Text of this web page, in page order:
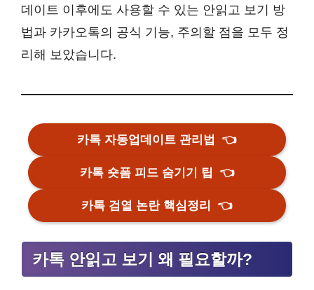
데이트 이후에도 사용할 수 있는 안읽고 보기 방
법과 카카오톡의 공식 기능, 주의할 점을 모두 정
리해 보았습니다.
카톡 자동업데이트 관리법👈
카톡 숏폼 피드 숨기기 팁👈
카톡 검열 논란 핵심정리👈
카톡 안읽고 보기 왜 필요할까?